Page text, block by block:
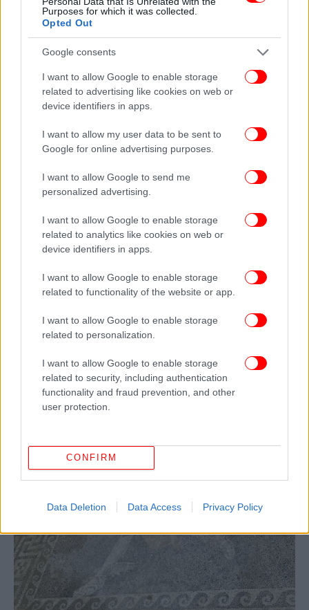
Purposes for which it was collected.
Opted Out
Google consents
I want to allow Google to enable storage
related to advertising like cookies on web or
device identifiers in apps.
I want to allow my user data to be sent to
Google for online advertising purposes.
I want to allow Google to send me
personalized advertising.
I want to allow Google to enable storage
related to analytics like cookies on web or
device identifiers in apps.
I want to allow Google to enable storage
related to functionality of the website or app.
I want to allow Google to enable storage
related to personalization.
I want to allow Google to enable storage
related to security, including authentication
functionality and fraud prevention, and other
user protection.
CONFIRM
Data Deletion Data Access Privacy Policy